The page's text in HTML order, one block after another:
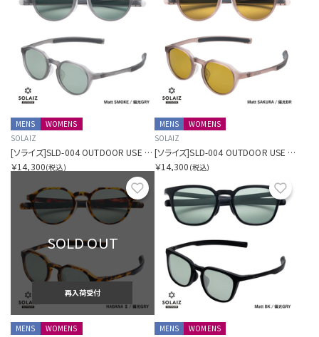
MENS
WOMENS
SOLAIZ
[ソライズ]SLD-004 OUTDOOR USE クラウンパント 偏光モデル
￥14,300(税込)
MENS
WOMENS
SOLAIZ
[ソライズ]SLD-004 OUTDOOR USE クラウンパント 偏光モデル
￥14,300 (税込)
お気に入り
SOLD OUT
再入荷受付
MENS
WOMENS
MENS
WOMENS